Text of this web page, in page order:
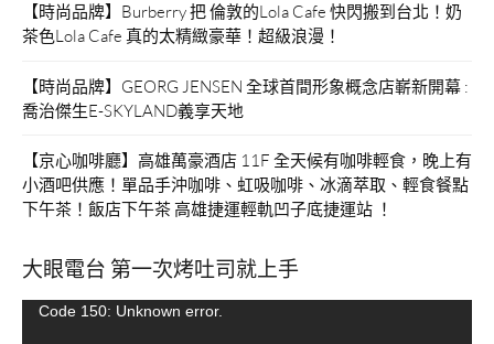
【時尚品牌】Burberry 把 倫敦的Lola Cafe 快閃搬到台北！奶
茶色Lola Cafe 真的太精緻豪華！超級浪漫！
【時尚品牌】GEORG JENSEN 全球首間形象概念店嶄新開幕 :
喬治傑生E-SKYLAND義享天地
【京心咖啡廳】高雄萬豪酒店 11F 全天候有咖啡輕食，晚上有
小酒吧供應！單品手沖咖啡、虹吸咖啡、冰滴萃取、輕食餐點
下午茶！飯店下午茶 高雄捷運輕軌凹子底捷運站 ！
大眼電台 第一次烤吐司就上手
視Code 150: Unknown error.